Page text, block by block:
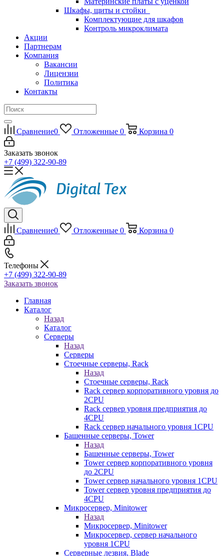
Шкафы, щиты и стойки
Комплектующие для шкафов
Контроль микроклимата
Акции
Партнерам
Компания
Вакансии
Лицензии
Политика
Контакты
Сравнение0 Отложенные 0 Корзина 0
Заказать звонок
+7 (499) 322-90-89
Сравнение0 Отложенные 0 Корзина 0
Телефоны
+7 (499) 322-90-89
Заказать звонок
Главная
Каталог
Назад
Каталог
Серверы
Назад
Серверы
Стоечные серверы, Rack
Назад
Стоечные серверы, Rack
Rack сервер корпоративного уровня до
2CPU
Rack сервер уровня предприятия до
4CPU
Rack сервер начального уровня 1CPU
Башенные серверы, Tower
Назад
Башенные серверы, Tower
Tower сервер корпоративного уровня
до 2CPU
Tower сервер начального уровня 1CPU
Tower сервер уровня предприятия до
4CPU
Микросервер, Minitower
Назад
Микросервер, Minitower
Микросервер, сервер начального
уровня 1CPU
Серверные лезвия, Blade